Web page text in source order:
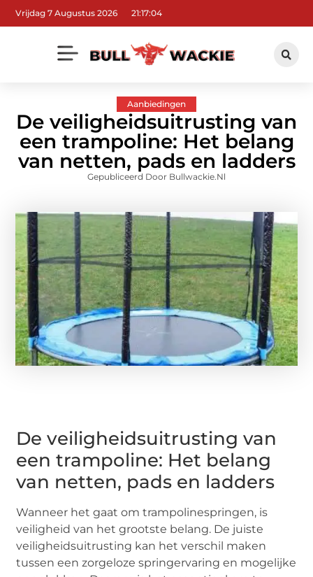
Vrijdag 7 Augustus 2026 21:17:06
Aanbiedingen
De veiligheidsuitrusting van
een trampoline: Het belang
van netten, pads en ladders
Gepubliceerd Door Bullwackie.nl
De veiligheidsuitrusting van
een trampoline: Het belang
van netten, pads en ladders
Wanneer het gaat om trampolinespringen, is
veiligheid van het grootste belang. De juiste
veiligheidsuitrusting kan het verschil maken
tussen een zorgeloze springervaring en mogelijke